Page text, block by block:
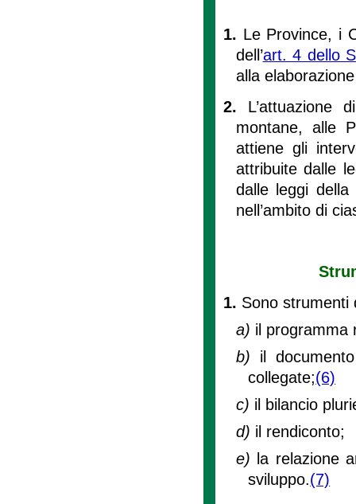
1. Le Province, i
dell’art. 4 dello
alla
2. L’attuazione
montane, alle
attiene gli
attribuite dalle
dalle leggi
nell’ambito di
1. Sono strumenti
a) il programma
b) il
collegate;(6)
c) il bilancio
d) il rendiconto;
e) la relazione
sviluppo.(7)